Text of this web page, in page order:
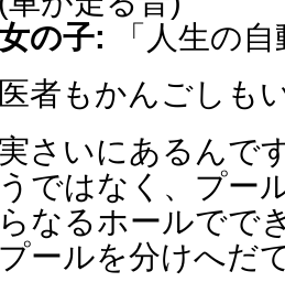
の子: 「人生の
医者もかんごしも
実さいにあるんで
うではなく、プー
らなるホールでで
プールを分けへだ